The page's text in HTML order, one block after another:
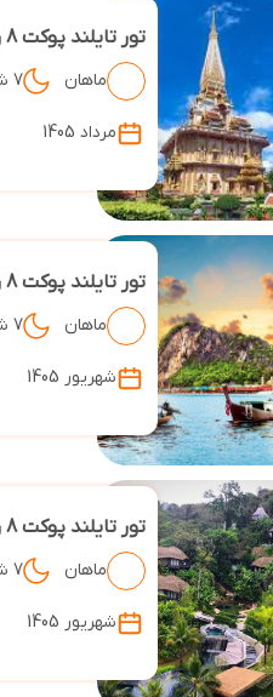
تور تایلند پوکت 8 روز 27 مرداد
ماهان 7 شب
مرداد 1405
تور تایلند پوکت 8 روز 24 شهریور
ماهان 7 شب
شهریور 1405
تور تایلند پوکت 8 روز 10 شهریور
ماهان 7 شب
شهریور 1405